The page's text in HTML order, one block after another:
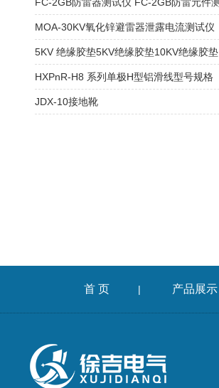
MOA-30KV氧化锌避雷器泄露电流测试仪
5KV 绝缘胶垫5KV绝缘胶垫10KV绝缘胶垫
HXPnR-H8 系列单极H型铝滑线型号规格
JDX-10接地靴
首 页 | 产品展示